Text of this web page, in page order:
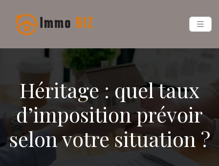
Héritage : quel taux
d’imposition prévoir
selon votre situation ?